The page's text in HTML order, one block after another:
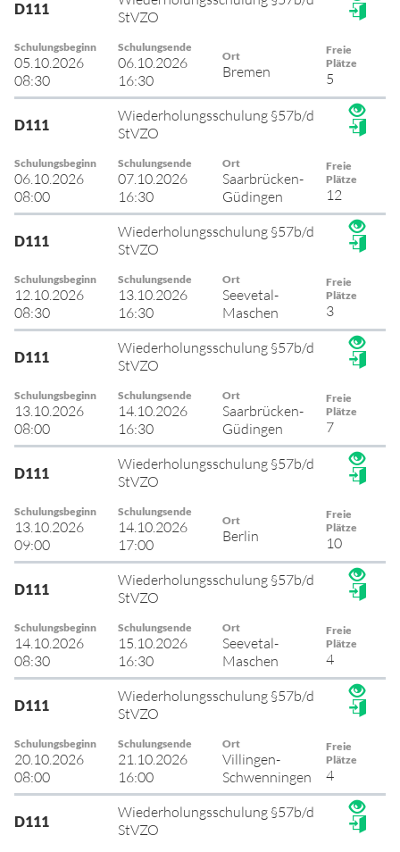
D111
StVZO
Schulungsbeginn
05.10.2026
08:30
Schulungsende
06.10.2026
16:30
Ort
Bremen
Freie
Plätze
5
D111
Wiederholungsschulung §57b/d
StVZO
Schulungsbeginn
06.10.2026
08:00
Schulungsende
07.10.2026
16:30
Ort
Saarbrücken-
Güdingen
Freie
Plätze
12
D111
Wiederholungsschulung §57b/d
StVZO
Schulungsbeginn
12.10.2026
08:30
Schulungsende
13.10.2026
16:30
Ort
Seevetal-
Maschen
Freie
Plätze
3
D111
Wiederholungsschulung §57b/d
StVZO
Schulungsbeginn
13.10.2026
08:00
Schulungsende
14.10.2026
16:30
Ort
Saarbrücken-
Güdingen
Freie
Plätze
7
D111
Wiederholungsschulung §57b/d
StVZO
Schulungsbeginn
13.10.2026
09:00
Schulungsende
14.10.2026
17:00
Ort
Berlin
Freie
Plätze
10
D111
Wiederholungsschulung §57b/d
StVZO
Schulungsbeginn
14.10.2026
08:30
Schulungsende
15.10.2026
16:30
Ort
Seevetal-
Maschen
Freie
Plätze
4
D111
Wiederholungsschulung §57b/d
StVZO
Schulungsbeginn
20.10.2026
08:00
Schulungsende
21.10.2026
16:00
Ort
Villingen-
Schwenningen
Freie
Plätze
4
D111
Wiederholungsschulung §57b/d
StVZO